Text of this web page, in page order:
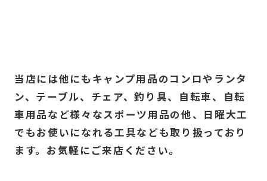
当店には他にもキャンプ用品のコンロやランタ
ン、テーブル、チェア、釣り具、自転車、自転
車用品など様々なスポーツ用品の他、日曜大工
でもお使いになれる工具なども取り扱っており
ます。お気軽にご来店ください。